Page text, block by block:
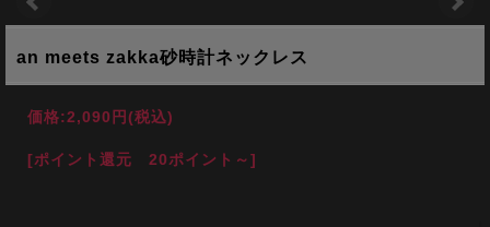
an meets zakka砂時計ネックレス
価格:2,090円(税込)
[ポイント還元 20ポイント～]